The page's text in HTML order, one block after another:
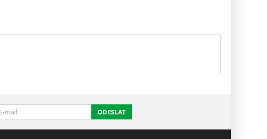
ODESLAT